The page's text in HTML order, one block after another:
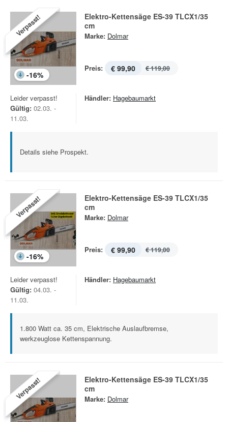
Verpasst!
-16%
Elektro-Kettensäge ES-39 TLCX1/35
cm
Marke: Dolmar
Preis: € 99,90 € 119,00
Leider verpasst!
Gültig: 02.03. -
11.03.
Händler: Hagebaumarkt
Details siehe Prospekt.
Verpasst!
-16%
Elektro-Kettensäge ES-39 TLCX1/35
cm
Marke: Dolmar
Preis: € 99,90 € 119,00
Leider verpasst!
Gültig: 04.03. -
11.03.
Händler: Hagebaumarkt
1.800 Watt ca. 35 cm, Elektrische Auslaufbremse,
werkzeuglose Kettenspannung.
Verpasst!
Elektro-Kettensäge ES-39 TLCX1/35
cm
Marke: Dolmar